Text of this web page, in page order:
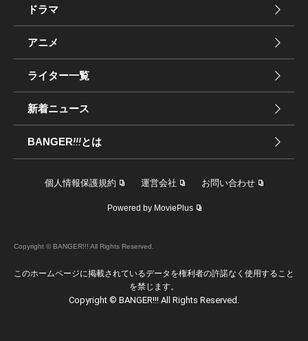
ドラマ
アニメ
ライター一覧
新着ニュース
BANGER!!!とは
個人情報保護規約 運営会社 お問い合わせ
Powered by MoviePlus
Copyright © BANGER!!! All Rights Reserved.
このホームページに掲載されているデータを権利者の許諾なく使用すること
を禁じます。
Copyright © BANGER!!! All Rights Reserved.